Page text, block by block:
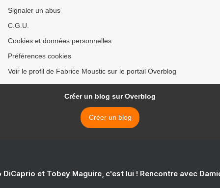
Signaler un abus
C.G.U.
Cookies et données personnelles
Préférences cookies
Voir le profil de Fabrice Moustic sur le portail Overblog
Créer un blog sur Overblog
Créer un blog
DiCaprio et Tobey Maguire, c'est lui ! Rencontre avec